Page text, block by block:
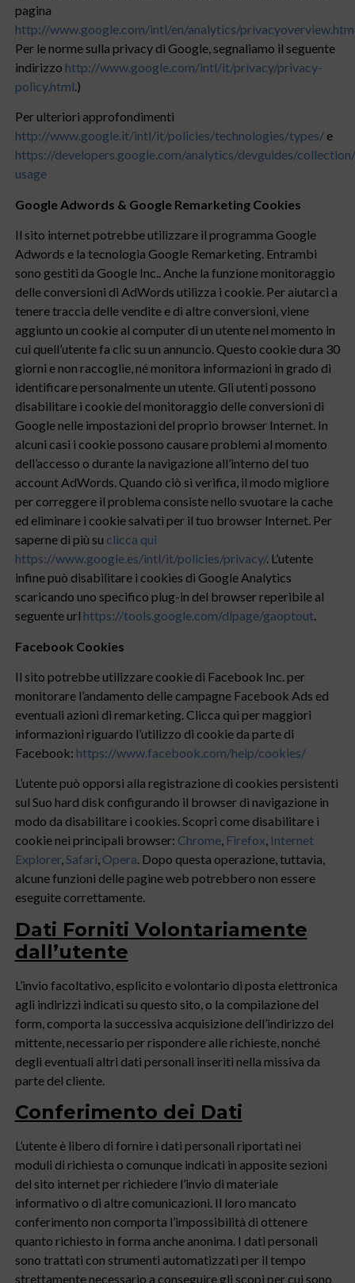
pagina
http://www.google.com/intl/en/analytics/
Per le norme sulla privacy di Google, segnaliamo il seguente
indirizzo http://www.google.com/intl/it/privacy/privacy-
policy.html.)
Per ulteriori approfondimenti
http://www.google.it/intl/it/policies/technologies/types/e
https://developers.google.com/analytics/devguides/
usage
Google Adwords & Google Remarketing Cookies
Il sito internet potrebbe utilizzare il programma Google
Adwords e la tecnologia Google Remarketing. Entrambi
sono gestiti da Google Inc.. Anche la funzione monitoraggio
delle conversioni di AdWords utilizza i cookie. Per aiutarci a
tenere traccia delle vendite e di altre conversioni, viene
aggiunto un cookie al computer di un utente nel momento in
cui quell’utente fa clic su un annuncio. Questo cookie dura 30
giorni e non raccoglie, né monitora informazioni in grado di
identificare personalmente un utente. Gli utenti possono
disabilitare i cookie del monitoraggio delle conversioni di
Google nelle impostazioni del proprio browser Internet. In
alcuni casi i cookie possono causare problemi al momento
dell’accesso o durante la navigazione all’interno del tuo
account AdWords. Quando ciò si verifica, il modo migliore
per correggere il problema consiste nello svuotare la cache
ed eliminare i cookie salvati per il tuo browser Internet. Per
saperne di più su clicca qui
https://www.google.es/intl/it/policies/privacy/. L’utente
infine può disabilitare i cookies di Google Analytics
scaricando uno specifico plug-in del browser reperibile al
seguente url https://tools.google.com/dlpage/gaoptout.
Facebook Cookies
Il sito potrebbe utilizzare cookie di Facebook Inc. per
monitorare l’andamento delle campagne Facebook Ads ed
eventuali azioni di remarketing. Clicca qui per maggiori
informazioni riguardo l’utilizzo di cookie da parte di
Facebook: https://www.facebook.com/help/cookies/
L’utente può opporsi alla registrazione di cookies persistenti
sul Suo hard disk configurando il browser di navigazione in
modo da disabilitare i cookies. Scopri come disabilitare i
cookie nei principali browser: Chrome, Firefox, Internet
Explorer,Safari, Opera. Dopo questa operazione, tuttavia,
alcune funzioni delle pagine web potrebbero non essere
eseguite correttamente.
Dati Forniti Volontariamente
dall’utente
L’invio facoltativo, esplicito e volontario di posta elettronica
agli indirizzi indicati su questo sito, o la compilazione del
form, comporta la successiva acquisizione dell’indirizzo del
mittente, necessario per rispondere alle richieste, nonché
degli eventuali altri dati personali inseriti nella missiva da
parte del cliente.
Conferimento dei Dati
L’utente è libero di fornire i dati personali riportati nei
moduli di richiesta o comunque indicati in apposite sezioni
del sito internet per richiedere l’invio di materiale
informativo o di altre comunicazioni. Il loro mancato
conferimento non comporta l’impossibilità di ottenere
quanto richiesto in forma anche anonima. I dati personali
sono trattati con strumenti automatizzati per il tempo
strettamente necessario a conseguire gli scopi per cui sono